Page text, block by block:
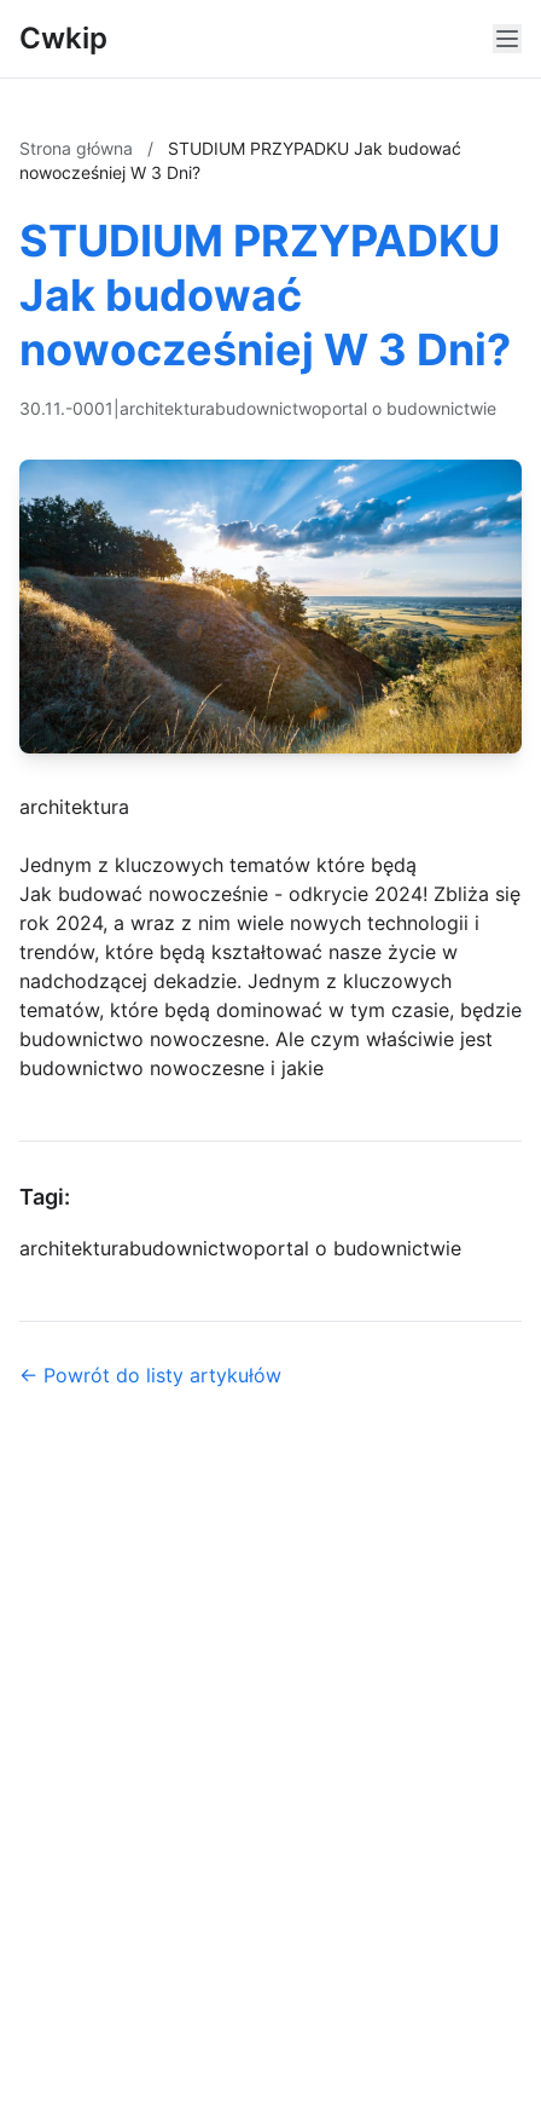
Cwkip
Strona główna /
STUDIUM PRZYPADKU Jak budować
nowocześniej W 3 Dni?
STUDIUM PRZYPADKU
Jak budować
nowocześniej W 3 Dni?
30.11.-0001 architekturabudownictwoportal o budownictwie
architektura
Jednym z kluczowych tematów które będą
Jak budować nowocześnie - odkrycie 2024! Zbliża się
rok 2024, a wraz z nim wiele nowych technologii i
trendów, które będą kształtować nasze życie w
nadchodzącej dekadzie. Jednym z kluczowych
tematów, które będą dominować w tym czasie, będzie
budownictwo nowoczesne. Ale czym właściwie jest
budownictwo nowoczesne i jakie
Tagi:
architekturabudownictwoportal o budownictwie
← Powrót do listy artykułów